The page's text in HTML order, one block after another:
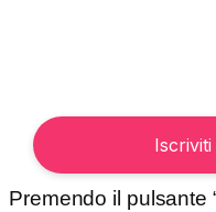
Premendo il pulsante